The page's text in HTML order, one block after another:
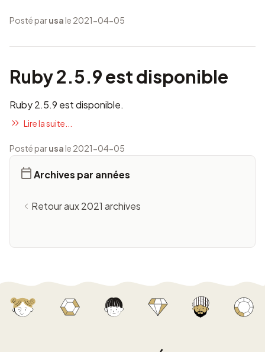
Posté parusa le 2021-04-05
Ruby 2.5.9 est disponible
Ruby 2.5.9 est disponible.
Lire la suite...
Posté parusa le 2021-04-05
Archives par années
Retour aux 2021 archives